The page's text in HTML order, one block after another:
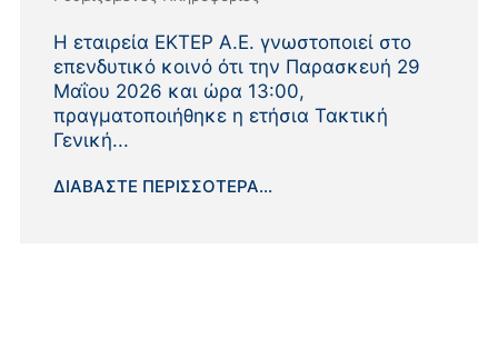
Η εταιρεία ΕΚΤΕΡ Α.Ε. γνωστοποιεί στο
επενδυτικό κοινό ότι την Παρασκευή 29
Μαΐου 2026 και ώρα 13:00,
πραγματοποιήθηκε η ετήσια Τακτική
Γενική...
ΔΙΑΒΆΣΤΕ ΠΕΡΙΣΣΌΤΕΡΑ...